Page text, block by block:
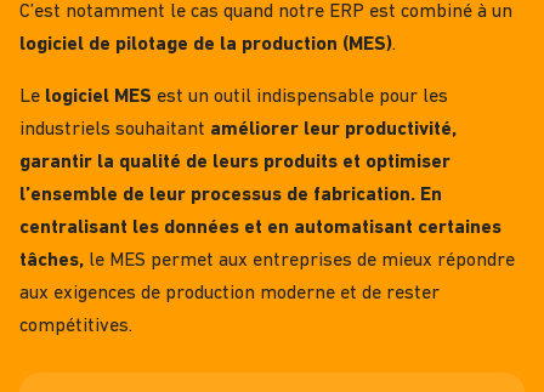
C’est notamment le cas quand notre ERP est combiné à un
logiciel de pilotage de la production (MES).
Le logiciel MES est un outil indispensable pour les
industriels souhaitant améliorer leur productivité,
garantir la qualité de leurs produits et optimiser
l’ensemble de leur processus de fabrication. En
centralisant les données et en automatisant certaines
tâches, le MES permet aux entreprises de mieux répondre
aux exigences de production moderne et de rester
compétitives.